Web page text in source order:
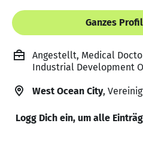
Ganzes
Angestellt, Medical
Industrial Development
West Ocean City,
Logg Dich ein, um alle